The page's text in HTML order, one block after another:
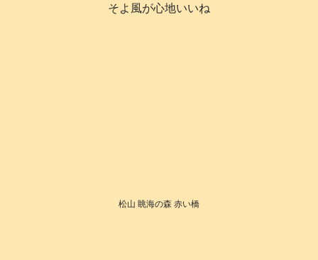
そよ風が心地いいね
松山 眺海の森 赤い橋